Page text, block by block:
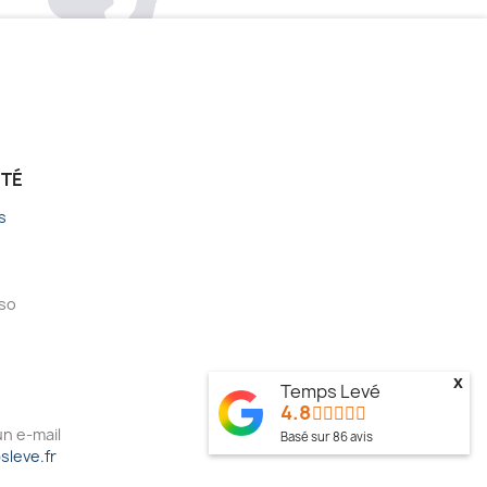
e-mail
Temps Levé
4.8
Basé sur86avis
x